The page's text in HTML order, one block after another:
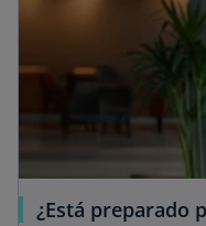
¿Está preparado